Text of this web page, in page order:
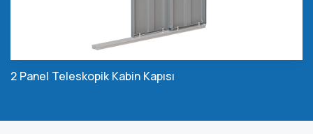
2 Panel Teleskopik Kabin Kapısı